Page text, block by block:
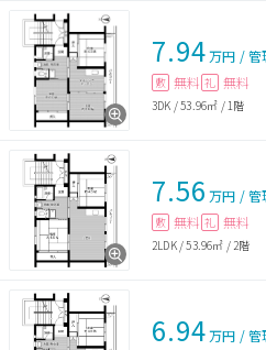
7.94万円 /管
敷 無料 礼 無料
3DK /53.96㎡ / 1階
7.56 万円 /管
敷 無料 礼 無料
2LDK/53.96㎡ / 2階
6.94万円 /管